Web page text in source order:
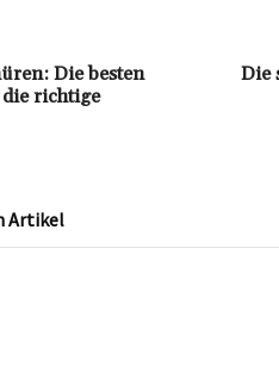
Die besten
richtige
Die
Artikel